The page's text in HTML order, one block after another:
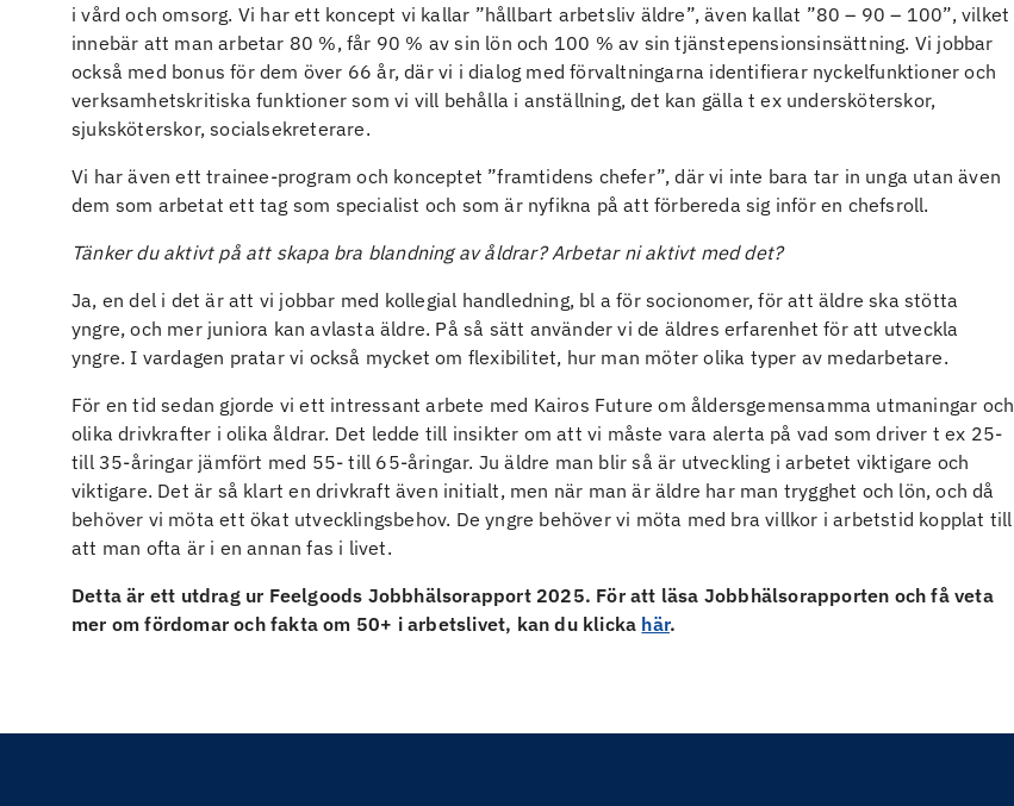
i vård och omsorg. Vi har ett koncept vi kallar ”hållbart arbetsliv äldre”, även kallat ”80 – 90 – 100”, vilket
innebär att man arbetar 80 %, får 90 % av sin lön och 100 % av sin tjänstepensionsinsättning. Vi jobbar
också med bonus för dem över 66 år, där vi i dialog med förvaltningarna identifierar nyckelfunktioner och
verksamhetskritiska funktioner som vi vill behålla i anställning, det kan gälla t ex undersköterskor,
sjuksköterskor, socialsekreterare.
Vi har även ett trainee-program och konceptet ”framtidens chefer”, där vi inte bara tar in unga utan även
dem som arbetat ett tag som specialist och som är nyfikna på att förbereda sig inför en chefsroll.
Tänker du aktivt på att skapa bra blandning av åldrar? Arbetar ni aktivt med det?
Ja, en del i det är att vi jobbar med kollegial handledning, bl a för socionomer, för att äldre ska stötta
yngre, och mer juniora kan avlasta äldre. På så sätt använder vi de äldres erfarenhet för att utveckla
yngre. I vardagen pratar vi också mycket om flexibilitet, hur man möter olika typer av medarbetare.
För en tid sedan gjorde vi ett intressant arbete med Kairos Future om åldersgemensamma utmaningar och
olika drivkrafter i olika åldrar. Det ledde till insikter om att vi måste vara alerta på vad som driver t ex 25-
till 35-åringar jämfört med 55- till 65-åringar. Ju äldre man blir så är utveckling i arbetet viktigare och
viktigare. Det är så klart en drivkraft även initialt, men när man är äldre har man trygghet och lön, och då
behöver vi möta ett ökat utvecklingsbehov. De yngre behöver vi möta med bra villkor i arbetstid kopplat till
att man ofta är i en annan fas i livet.
Detta är ett utdrag ur Feelgoods Jobbhälsorapport 2025. För att läsa Jobbhälsorapporten och få veta
mer om fördomar och fakta om 50+ i arbetslivet, kan du klicka här.